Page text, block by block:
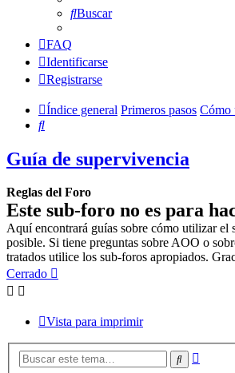
Buscar
FAQ
Identificarse
Registrarse
Índice general Primeros pasos Cómo
Buscar
Guía de supervivencia
Reglas del Foro
Este sub-foro no es para
Aquí encontrará guías sobre cómo utilizar el
posible. Si tiene preguntas sobre AOO o
tratados utilice los sub-foros apropiados.
Cerrado
Vista para imprimir
Buscar